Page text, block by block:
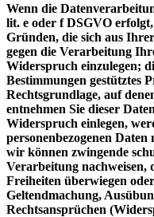
Wenn die
lit. e oder f DSGVO
Gründen, die sich aus
gegen die Verarbeitung
Widerspruch einzulegen;
Bestimmungen gestütztes
Rechtsgrundlage, auf
entnehmen Sie dieser
Widerspruch einlegen,
personenbezogenen
wir können zwingende
Verarbeitung nachweisen,
Freiheiten überwiegen
Geltendmachung,
Rechtsansprüchen